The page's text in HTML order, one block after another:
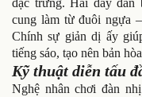
đặc trưng. Hai dây đàn
cung làm từ đuôi ngựa
Chính sự giản dị ấy
tiếng sáo, tạo nên bản
Kỹ thuật diễn tấu
Nghệ nhân chơi đàn